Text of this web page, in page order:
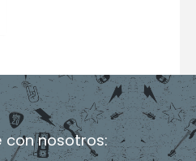
nosotros: